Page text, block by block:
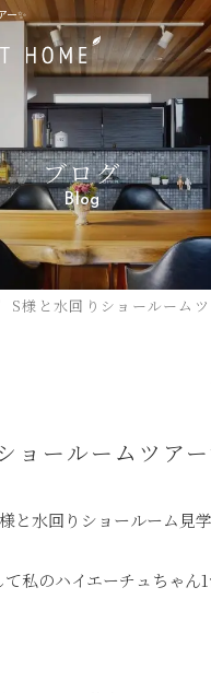
ー✨
ブログ
Blog
S様と水回りショールームツ
ョールームツアー
と水回りショールーム見
私のハイエーチュちゃん